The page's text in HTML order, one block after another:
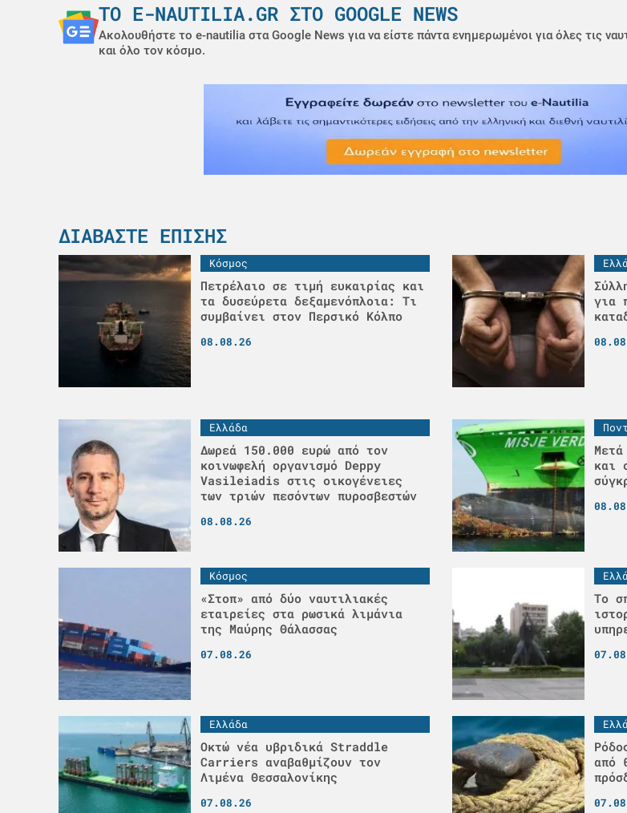
ΤΟ E-NAUTILIA.GR ΣΤΟ GOOGLE NEWS
Ακολουθήστε το e-nautilia στα Google News για να είστε πάντα ενημερωμένοι για όλες τις
και όλο τον κόσμο.
ΔΙΑΒΆΣΤΕ ΕΠΊΣΗΣ
Κόσμος
Πετρέλαιο σε τιμή ευκαιρίας και
τα δυσεύρετα δεξαμενόπλοια: Τι
συμβαίνει στον Περσικό Κόλπο
08.08.26
για
Ελλάδα
Δωρεά 150.000 ευρώ από τον
κοινωφελή οργανισμό Deppy
Vasileiadis στις οικογένειες
των τριών πεσόντων πυροσβεστών
08.08.26
και
Κόσμος
«Στοπ» από δύο ναυτιλιακές
εταιρείες στα ρωσικά λιμάνια
της Μαύρης Θάλασσας
07.08.26
Το
Ελλάδα
Οκτώ νέα υβριδικά Straddle
Carriers αναβαθμίζουν τον
Λιμένα Θεσσαλονίκης
07.08.26
από